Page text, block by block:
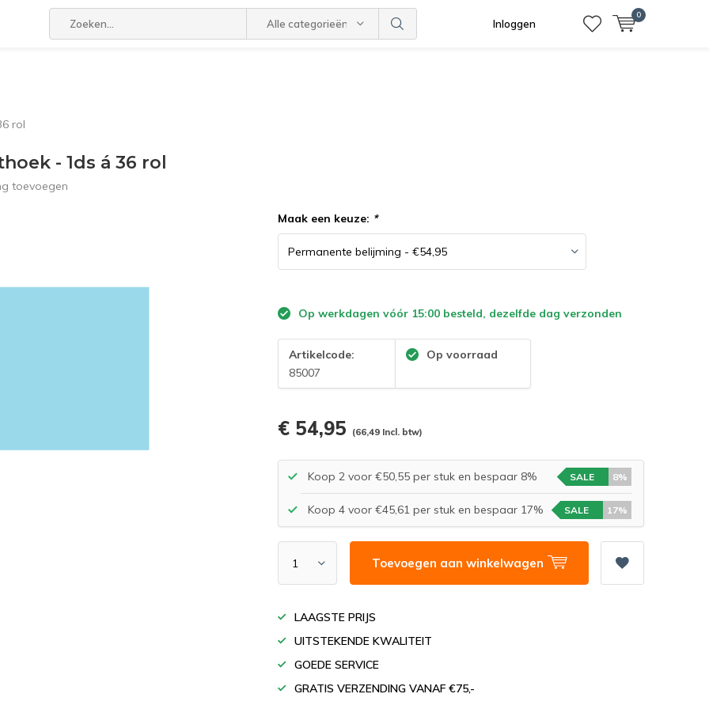
Alle categorieën Inloggen
0
rol
- 1ds á 36 rol
toevoegen
Maak een keuze: *
Op werkdagen vóór 15:00 besteld, dezelfde dag verzonden
Artikelcode:
85007
Op voorraad
€ 54,95 (66,49 Incl. btw)
Koop 2 voor €50,55 per stuk en bespaar 8% SALE 8%
Koop 4 voor €45,61 per stuk en bespaar 17% SALE 17%
Toevoegen aan winkelwagen
LAAGSTE PRIJS
UITSTEKENDE KWALITEIT
GOEDE SERVICE
GRATIS VERZENDING VANAF €75,-